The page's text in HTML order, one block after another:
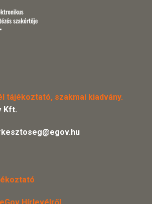
tájékoztató, szakmai kiadvány.
Kft.